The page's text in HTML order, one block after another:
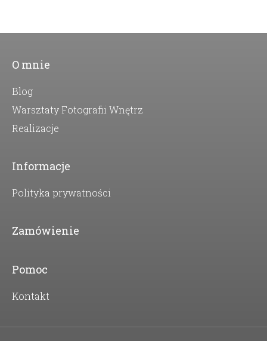
O mnie
Blog
Warsztaty Fotografii Wnętrz
Realizacje
Informacje
Polityka prywatności
Zamówienie
Pomoc
Kontakt